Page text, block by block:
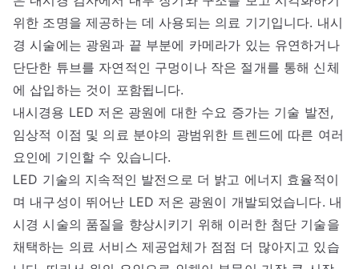
위한 조명을 제공하는 데 사용되는 의료 기기입니다. 내시
경 시술에는 광원과 끝 부분에 카메라가 있는 유연하거나
단단한 튜브를 자연적인 구멍이나 작은 절개를 통해 신체
에 삽입하는 것이 포함됩니다.
내시경용 LED 저온 광원에 대한 수요 증가는 기술 발전,
임상적 이점 및 의료 분야의 광범위한 트렌드에 따른 여러
요인에 기인할 수 있습니다.
LED 기술의 지속적인 발전으로 더 밝고 에너지 효율적이
며 내구성이 뛰어난 LED 저온 광원이 개발되었습니다. 내
시경 시술의 품질을 향상시키기 위해 이러한 첨단 기술을
채택하는 의료 서비스 제공업체가 점점 더 많아지고 있습